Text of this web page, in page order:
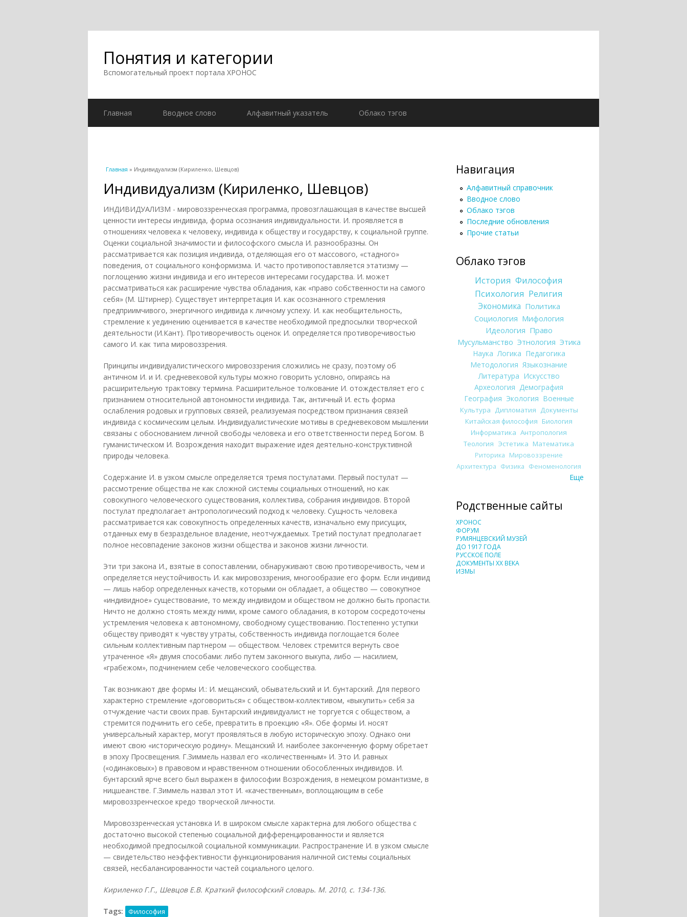
Понятия и категории
Вспомогательный проект портала ХРОНОС
Главная Вводное слово Алфавитный указатель Облако тэгов
Вы здесь
Главная » Индивидуализм (Кириленко, Шевцов)
Индивидуализм (Кириленко, Шевцов)
ИНДИВИДУАЛИЗМ - мировоззренческая программа, провозглашающая в качестве высшей
ценности интересы индивида, форма осознания индивидуальности. И. проявляется в
отношениях человека к человеку, индивида к обществу и государству, к социальной группе.
Оценки социальной значимости и философского смысла И. разнообразны. Он
рассматривается как позиция индивида, отделяющая его от массового, «стадного»
поведения, от социального конформизма. И. часто противопоставляется этатизму —
поглощению жизни индивида и его интересов интересами государства. И. может
рассматриваться как расширение чувства обладания, как «право собственности на самого
себя» (М. Штирнер). Существует интерпретация И. как осознанного стремления
предприимчивого, энергичного индивида к личному успеху. И. как необщительность,
стремление к уединению оценивается в качестве необходимой предпосылки творческой
деятельности (И.Кант). Противоречивость оценок И. определяется противоречивостью
самого И. как типа мировоззрения.
Принципы индивидуалистического мировоззрения сложились не сразу, поэтому об
античном И. и И. средневековой культуры можно говорить условно, опираясь на
расширительную трактовку термина. Расширительное толкование И. отождествляет его с
признанием относительной автономности индивида. Так, античный И. есть форма
ослабления родовых и групповых связей, реализуемая посредством признания связей
индивида с космическим целым. Индивидуалистические мотивы в средневековом мышлении
связаны с обоснованием личной свободы человека и его ответственности перед Богом. В
гуманистическом И. Возрождения находит выражение идея деятельно-конструктивной
природы человека.
Содержание И. в узком смысле определяется тремя постулатами. Первый постулат —
рассмотрение общества не как сложной системы социальных отношений, но как
совокупного человеческого существования, коллектива, собрания индивидов. Второй
постулат предполагает антропологический подход к человеку. Сущность человека
рассматривается как совокупность определенных качеств, изначально ему присущих,
отданных ему в безраздельное владение, неотчуждаемых. Третий постулат предполагает
полное несовпадение законов жизни общества и законов жизни личности.
Эти три закона И., взятые в сопоставлении, обнаруживают свою противоречивость, чем и
определяется неустойчивость И. как мировоззрения, многообразие его форм. Если индивид
— лишь набор определенных качеств, которыми он обладает, а общество — совокупное
«индивидное» существование, то между индивидом и обществом не должно быть пропасти.
Ничто не должно стоять между ними, кроме самого обладания, в котором сосредоточены
устремления человека к автономному, свободному существованию. Постепенно уступки
обществу приводят к чувству утраты, собственность индивида поглощается более
сильным коллективным партнером — обществом. Человек стремится вернуть свое
утраченное «Я» двумя способами: либо путем законного выкупа, либо — насилием,
«грабежом», подчинением себе человеческого сообщества.
Так возникают две формы И.: И. мещанский, обывательский и И. бунтарский. Для первого
характерно стремление «договориться» с обществом-коллективом, «выкупить» себя за
отчуждение части своих прав. Бунтарский индивидуалист не торгуется с обществом, а
стремится подчинить его себе, превратить в проекцию «Я». Обе формы И. носят
универсальный характер, могут проявляться в любую историческую эпоху. Однако они
имеют свою «историческую родину». Мещанский И. наиболее законченную форму обретает
в эпоху Просвещения. Г.Зиммель назвал его «количественным» И. Это И. равных
(«одинаковых») в правовом и нравственном отношении обособленных индивидов. И.
бунтарский ярче всего был выражен в философии Возрождения, в немецком романтизме, в
ницшеанстве. Г.Зиммель назвал этот И. «качественным», воплощающим в себе
мировоззренческое кредо творческой личности.
Мировоззренческая установка И. в широком смысле характерна для любого общества с
достаточно высокой степенью социальной дифференцированности и является
необходимой предпосылкой социальной коммуникации. Распространение И. в узком смысле
— свидетельство неэффективности функционирования наличной системы социальных
связей, несбалансированности частей социального целого.
Кириленко Г.Г., Шевцов Е.В. Краткий философский словарь. М. 2010, с. 134-136.
Tags: Философия
Навигация
Алфавитный справочник
Вводное слово
Облако тэгов
Последние обновления
Прочие статьи
Облако тэгов
История Философия
Психология Религия
Экономика Политика
Социология Мифология
Идеология Право
Мусульманство Этнология Этика
Наука Логика Педагогика
Методология Языкознание
Литература Искусство
Археология Демография
География Экология Военные
Культура Дипломатия Документы
Китайская философия Биология
Информатика Антропология
Теология Эстетика Математика
Риторика Мировоззрение
Архитектура Физика Феноменология
Еще
Родственные сайты
ХРОНОС
ФОРУМ
РУМЯНЦЕВСКИЙ МУЗЕЙ
ДО 1917 ГОДА
РУССКОЕ ПОЛЕ
ДОКУМЕНТЫ XX ВЕКА
ИЗМЫ